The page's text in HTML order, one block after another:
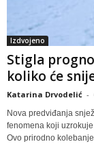
Izdvojeno
Stigla
koliko će
Katarina Drvodelić -
Nova predviđanja
fenomena koji
Ovo prirodno kolebanje